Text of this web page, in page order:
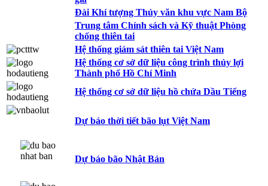
Đài Khí tượng Thủy văn khu vực Nam Bộ
Trung tâm Chính sách và Kỹ thuật Phòng
chống thiên tai
Hệ thống giám sát thiên tai Việt Nam
Hệ thống cơ sở dữ liệu công trình thủy lợi
Thành phố Hồ Chí Minh
Hệ thống cơ sở dữ liệu hồ chứa Dầu Tiếng
Dự báo thời tiết bão lụt Việt Nam
Dự báo bão Nhật Bản